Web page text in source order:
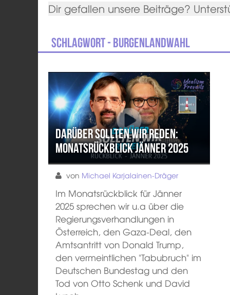
Dir gefallen unsere Beiträge?
Schlagwort - Burgenlandwahl
Darüber sollten wir reden:
Monatsrückblick Jänner 2025
von Michael Karjalainen-Dräger
Im Monatsrückblick für Jänner
2025 sprechen wir u.a über die
Regierungsverhandlungen in
Österreich, den Gaza-Deal, den
Amtsantritt von Donald Trump,
den vermeintlichen "Tabubruch" im
Deutschen Bundestag und den
Tod von Otto Schenk und David